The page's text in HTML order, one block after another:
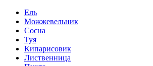
Ель
Можжевельник
Сосна
Туя
Кипарисовик
Лиственница